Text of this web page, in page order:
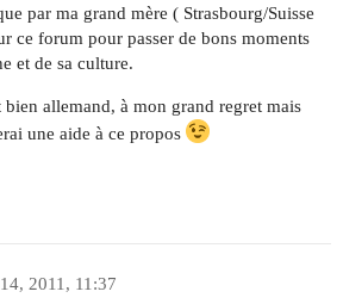
par ma grand mère ( Strasbourg/Suisse
ce forum pour passer de bons moments
et de sa culture.
bien allemand, à mon grand regret mais
une aide à ce propos
2011, 11:37